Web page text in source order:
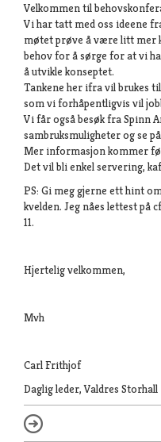
Velkommen til
Vi har tatt med oss ideene
møtet prøve å være litt mer
behov for å sørge for at vi
å utvikle konseptet.
Tankene her ifra vil brukes
som vi forhåpentligvis vil
Vi får også besøk fra Spinn
sambruksmuligheter og se
Mer informasjon kommer
Det vil bli enkel servering,
PS: Gi meg gjerne ett hint
kvelden. Jeg nåes lettest på
11.
Hjertelig velkommen,
Mvh
Carl Frithjof
Daglig leder, Valdres Storhall